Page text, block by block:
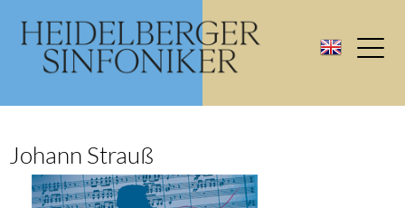
Johann Strauß